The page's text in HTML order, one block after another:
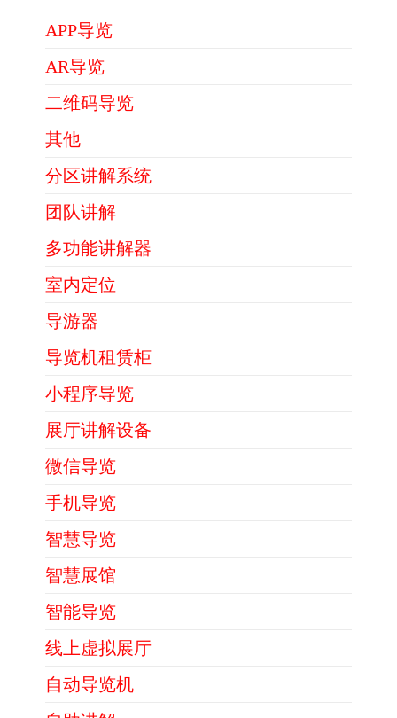
APP导览
AR导览
二维码导览
其他
分区讲解系统
团队讲解
多功能讲解器
室内定位
导游器
导览机租赁柜
小程序导览
展厅讲解设备
微信导览
手机导览
智慧导览
智慧展馆
智能导览
线上虚拟展厅
自动导览机